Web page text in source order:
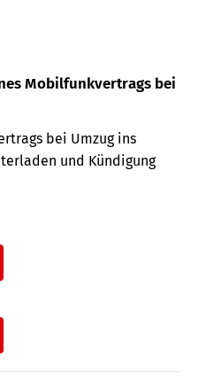
Mobilfunkvertrags bei
bei Umzug ins
und Kündigung